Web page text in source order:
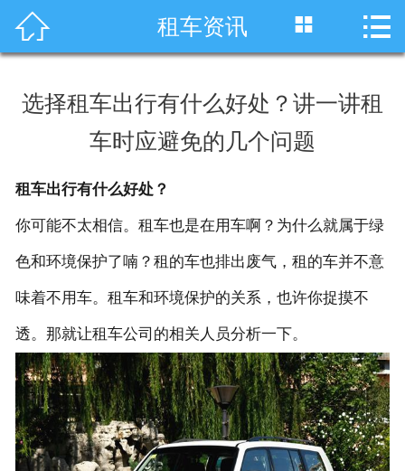
 首页
川藏线租车
租车资讯
租车价格
成功案例
关于我们
联系我们
 租车资讯  
选择租车出行有什么好处？讲一讲租
车时应避免的几个问题
租车出行有什么好处？
你可能不太相信。租车也是在用车啊？为什么就属于绿
色和环境保护了喃？租的车也排出废气，租的车并不意
味着不用车。租车和环境保护的关系，也许你捉摸不
透。那就让租车公司的相关人员分析一下。